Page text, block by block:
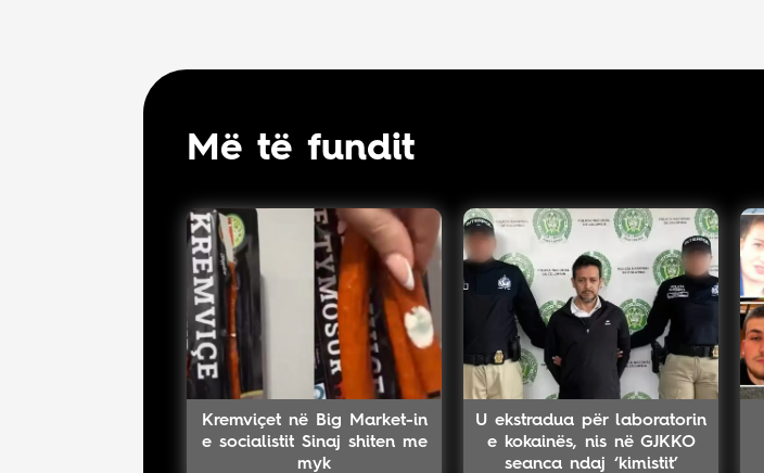
Më të fundit
Kremviçet në Big Market-in
e socialistit Sinaj shiten me
myk
U ekstradua për laboratorin
e kokainës, nis në GJKKO
seanca ndaj ‘kimistit’